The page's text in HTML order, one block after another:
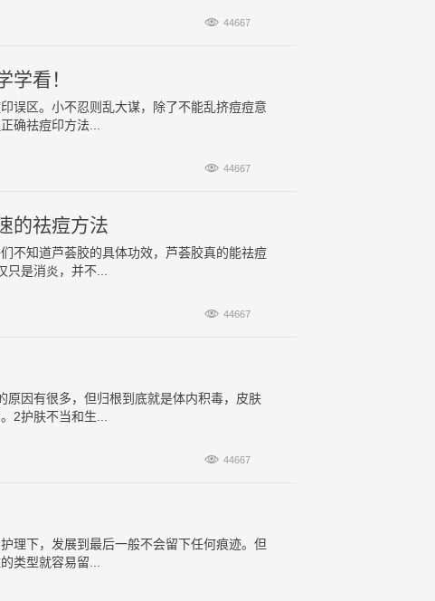
 44667
学看！
误区。小不忍则乱大谋，除了不能乱挤痘痘意
确祛痘印方法...
 44667
的祛痘方法
不知道芦荟胶的具体功效，芦荟胶真的能祛痘
是消炎，并不...
 44667
因有很多，但归根到底就是体内积毒，皮肤
2护肤不当和生...
 44667
理下，发展到最后一般不会留下任何痕迹。但
类型就容易留...